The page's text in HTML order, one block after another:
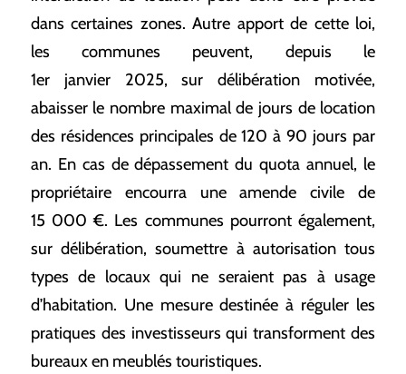
dans certaines zones. Autre apport de cette loi,
les communes peuvent, depuis le
1er janvier 2025, sur délibération motivée,
abaisser le nombre maximal de jours de location
des résidences principales de 120 à 90 jours par
an. En cas de dépassement du quota annuel, le
propriétaire encourra une amende civile de
15 000 €. Les communes pourront également,
sur délibération, soumettre à autorisation tous
types de locaux qui ne seraient pas à usage
d’habitation. Une mesure destinée à réguler les
pratiques des investisseurs qui transforment des
bureaux en meublés touristiques.